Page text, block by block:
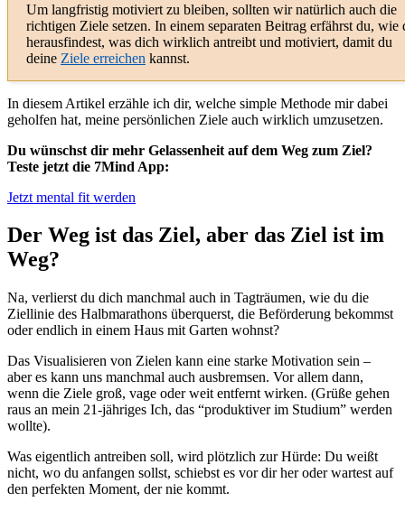
Um langfristig motiviert zu bleiben, sollten wir natürlich auch die
richtigen Ziele setzen. In einem separaten Beitrag erfährst du, wie
herausfindest, was dich wirklich antreibt und motiviert, damit du
deine Ziele erreichen kannst.
In diesem Artikel erzähle ich dir, welche simple Methode mir dabei
geholfen hat, meine persönlichen Ziele auch wirklich umzusetzen.
Du wünschst dir mehr Gelassenheit auf dem Weg zum Ziel?
Teste jetzt die 7Mind App:
Jetzt mental fit werden
Der Weg ist das Ziel, aber das Ziel ist im
Weg?
Na, verlierst du dich manchmal auch in Tagträumen, wie du die
Ziellinie des Halbmarathons überquerst, die Beförderung bekommst
oder endlich in einem Haus mit Garten wohnst?
Das Visualisieren von Zielen kann eine starke Motivation sein –
aber es kann uns manchmal auch ausbremsen. Vor allem dann,
wenn die Ziele groß, vage oder weit entfernt wirken. (Grüße gehen
raus an mein 21-jähriges Ich, das “produktiver im Studium” werden
wollte).
Was eigentlich antreiben soll, wird plötzlich zur Hürde: Du weißt
nicht, wo du anfangen sollst, schiebst es vor dir her oder wartest auf
den perfekten Moment, der nie kommt.